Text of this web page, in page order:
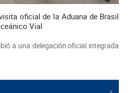
oficial de la Aduana de Brasil
Vial
a una delegación oficial integrada